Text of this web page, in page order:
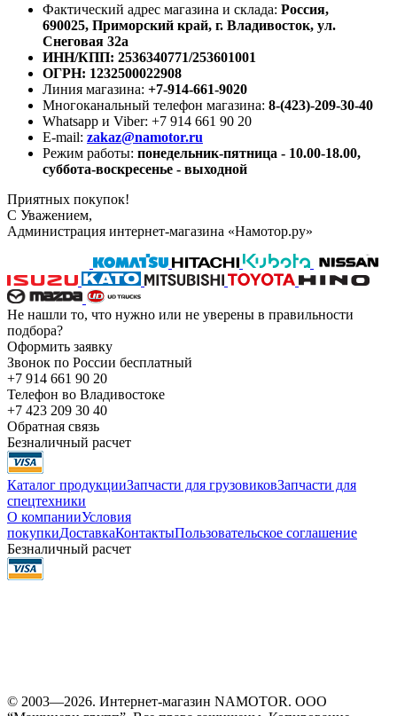
Фактический адрес магазина и склада: Россия,
690025, Приморский край, г. Владивосток, ул.
Снеговая 32а
ИНН/КПП: 2536340771/253601001
ОГРН: 1232500022908
Линия магазина: +7-914-661-9020
Многоканальный телефон магазина: 8-(423)-209-30-40
Whatsapp и Viber: +7 914 661 90 20
E-mail: zakaz@namotor.ru
Режим работы: понедельник-пятница - 10.00-18.00,
суббота-воскресенье - выходной
Приятных покупок!
С Уважением,
Администрация интернет-магазина «Намотор.ру»
Не нашли то, что нужно или не уверены в правильности
подбора?
Оформить заявку
Звонок по России бесплатный
+7 914 661 90 20
Телефон во Владивостоке
+7 423 209 30 40
Обратная связь
Безналичный расчет
Каталог продукцииЗапчасти для грузовиковЗапчасти для
спецтехники
О компанииУсловия
покупкиДоставкаКонтактыПользовательское соглашение
Безналичный расчет
© 2003—2026. Интернет-магазин NAMOTOR. ООО